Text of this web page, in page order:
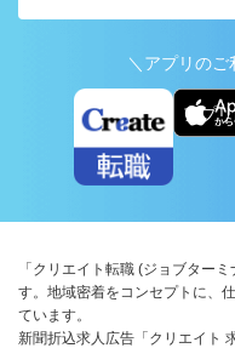
＼アプリのご
アプ
「クリエイト転職 (ジョブター
す。地域密着をコンセプトに、
ています。
新聞折込求人広告「クリエイト